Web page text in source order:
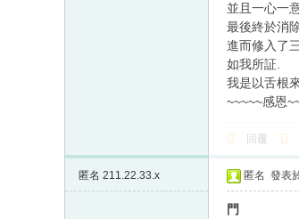
並且一心一
最後終於消
進而修入了
如我所証.
我是以舌根
~~~~~感恩
回覆
匿名 211.22.33.x 匿名 發表
門